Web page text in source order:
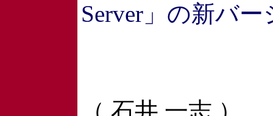
Server」の新バ